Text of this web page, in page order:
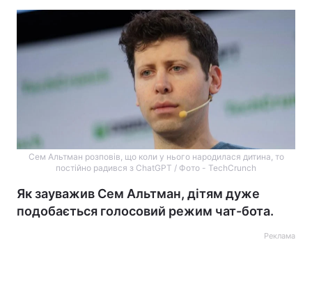
Сем Альтман розповів, що коли у нього народилася дитина, то
постійно радився з ChatGPT / Фото - TechCrunch
Як зауважив Сем Альтман, дітям дуже
подобається голосовий режим чат-бота.
Реклама